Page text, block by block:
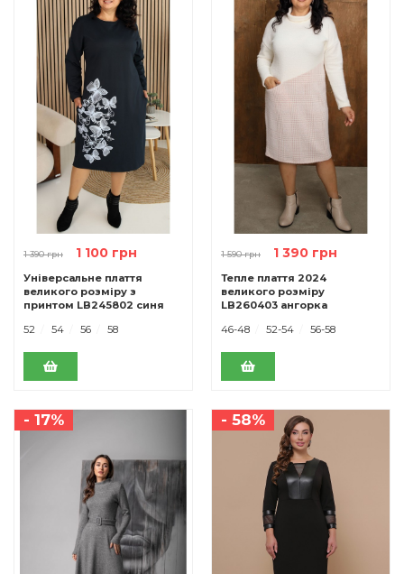
1 390 грн 1 100 грн
Універсальне плаття
великого розміру з
принтом LB245802 синя
52
54 56 58
1 590 грн 1 390 грн
Тепле плаття 2024
великого розміру
LB260403 ангорка
46-48
52-54 56-58
- 17% - 58%